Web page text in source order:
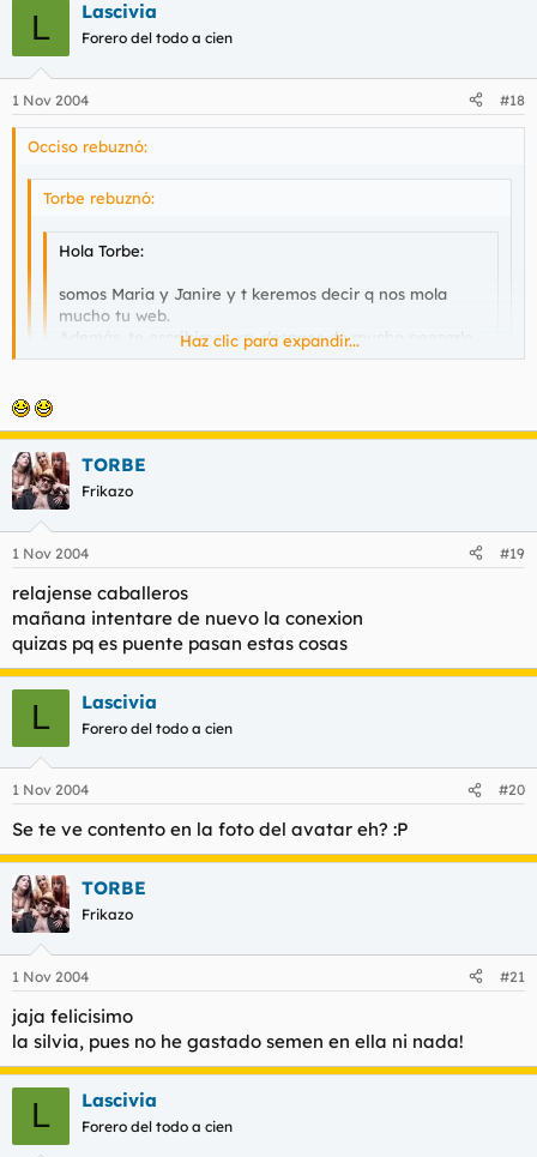
L Lascivia
Forero del todo a cien
1 Nov 2004 #18
Occiso rebuznó:
Torbe rebuznó:
Hola Torbe:
somos Maria y Janire y t keremos decir q nos mola
mucho tu web.
Además, te escribimos xq, despues de mucho pensarlo,
nos gustaria participar en una peli cerda d esas q
un beso
las llamo?
Yo las he llamado y no me salia ningun contestador.
alomejor es que en vez de asteriscos hay que marcar números
???
Haz clic para expandir...
TORBE
Frikazo
1 Nov 2004 #19
relajense caballeros
mañana intentare de nuevo la conexion
quizas pq es puente pasan estas cosas
L Lascivia
Forero del todo a cien
1 Nov 2004 #20
Se te ve contento en la foto del avatar eh? :P
TORBE
Frikazo
1 Nov 2004 #21
jaja felicisimo
la silvia, pues no he gastado semen en ella ni nada!
L Lascivia
Forero del todo a cien